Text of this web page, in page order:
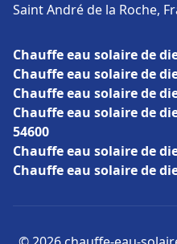
Saint André de la Roche,
Chauffe eau solaire de
Chauffe eau solaire de
Chauffe eau solaire de
Chauffe eau solaire de
54600
Chauffe eau solaire de
Chauffe eau solaire de